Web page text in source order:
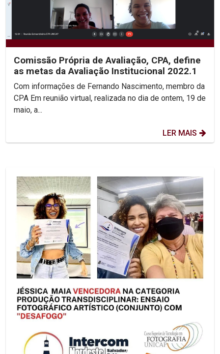
Comissão Própria de Avaliação, CPA, define
as metas da Avaliação Institucional 2022.1
Com informações de Fernando Nascimento, membro da
CPA Em reunião virtual, realizada no dia de ontem, 19 de
maio, a...
LER MAIS